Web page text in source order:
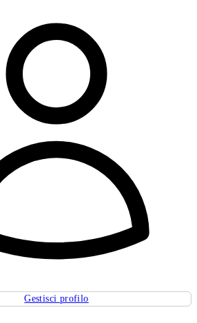
Gestisci profilo